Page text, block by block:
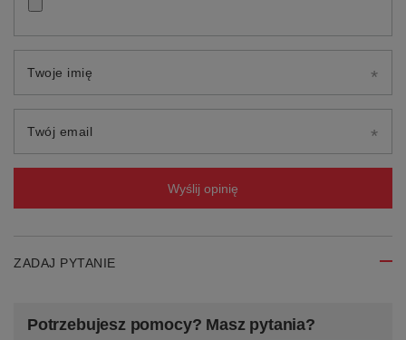
Twoje imię
Twój email
Wyślij opinię
ZADAJ PYTANIE
Potrzebujesz pomocy? Masz pytania?